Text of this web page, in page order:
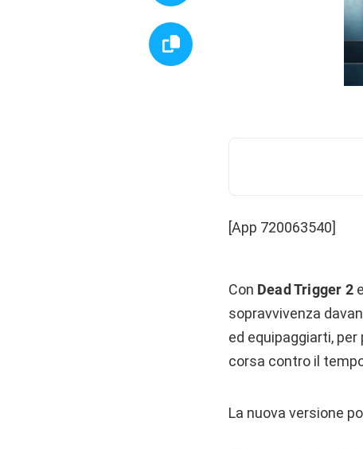
[App 720063540]
Con Dead Trigger 2
sopravvivenza
ed equipaggiarti,
corsa contro il
La nuova versione